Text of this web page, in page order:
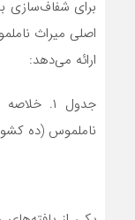
اصلی میراث
ارائه می‌دهد:
جدول ۱.
ناملموس (ده